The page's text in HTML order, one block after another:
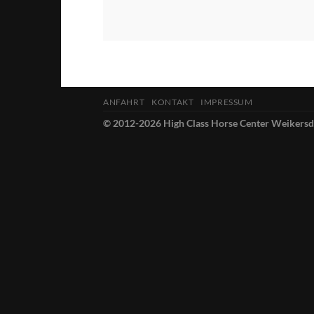
ANFAHRT KONTAKT IMPRESSUM
© 2012-2026 High Class Horse Center